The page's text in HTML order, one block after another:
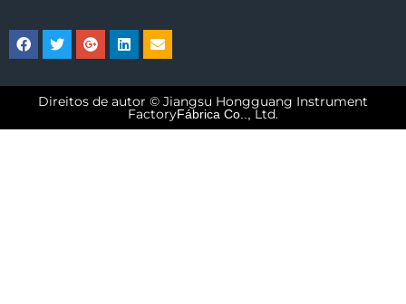
Direitos de autor © Jiangsu Hongguang Instrument
FactoryFábrica Co.., Ltd.